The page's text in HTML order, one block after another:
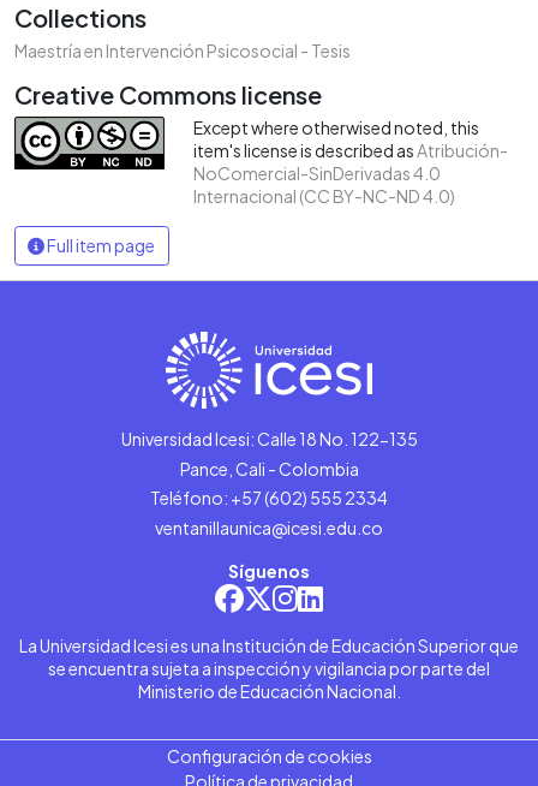
Collections
Maestría en Intervención Psicosocial - Tesis
Creative Commons license
Except where otherwised noted, this
item's license is described asAtribución-
NoComercial-SinDerivadas 4.0
Internacional (CC BY-NC-ND 4.0)
Full item page
Universidad Icesi: Calle 18 No. 122-135
Pance, Cali - Colombia
Teléfono: +57 (602) 555 2334
ventanillaunica@icesi.edu.co
Síguenos
La Universidad Icesi es una Institución de Educación Superior que
se encuentra sujeta a inspección y vigilancia por parte del
Ministerio de Educación Nacional.
Configuración de cookies
Política de privacidad